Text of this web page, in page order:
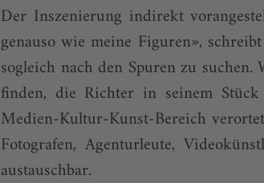
Der Inszenierung indirekt
genauso wie meine Figuren»,
sogleich nach den Spuren zu
finden, die Richter in seinem
Medien-Kultur-Kunst-Bereich
Fotografen, Agenturleute,
austauschbar.